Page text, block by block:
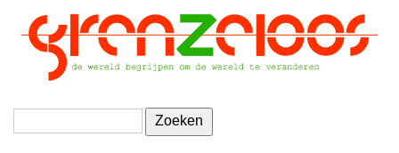
Zoeken